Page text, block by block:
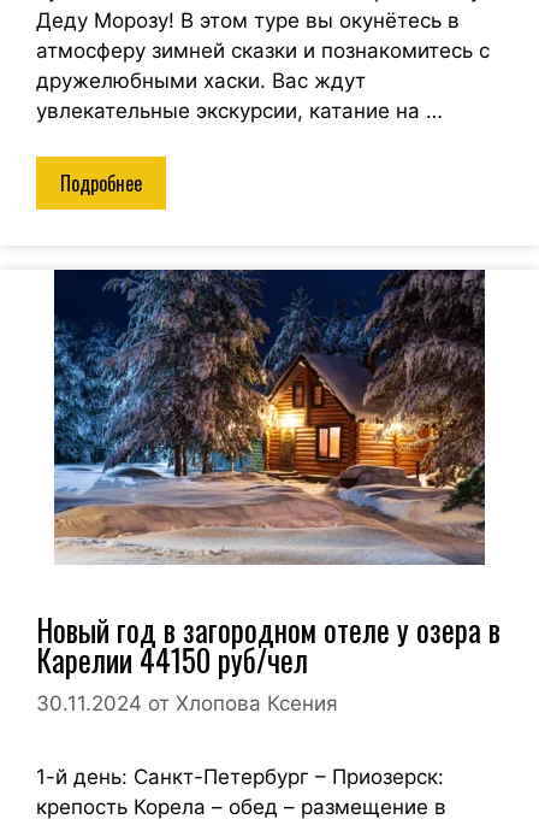
Деду Морозу! В этом туре вы окунётесь в
атмосферу зимней сказки и познакомитесь с
дружелюбными хаски. Вас ждут
увлекательные экскурсии, катание на …
Подробнее
Новый год в загородном отеле у озера в
Карелии 44150 руб/чел
30.11.2024 от Хлопова Ксения
1-й день: Санкт-Петербург – Приозерск:
крепость Корела – обед – размещение в